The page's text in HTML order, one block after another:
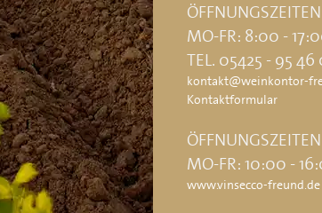
MO-FR: 8:00 -
TEL. 05425 - 95 46
kontakt@weinkontor-
Kontaktformular
MO-FR: 10:00 -
www.vinsecco-freund.de